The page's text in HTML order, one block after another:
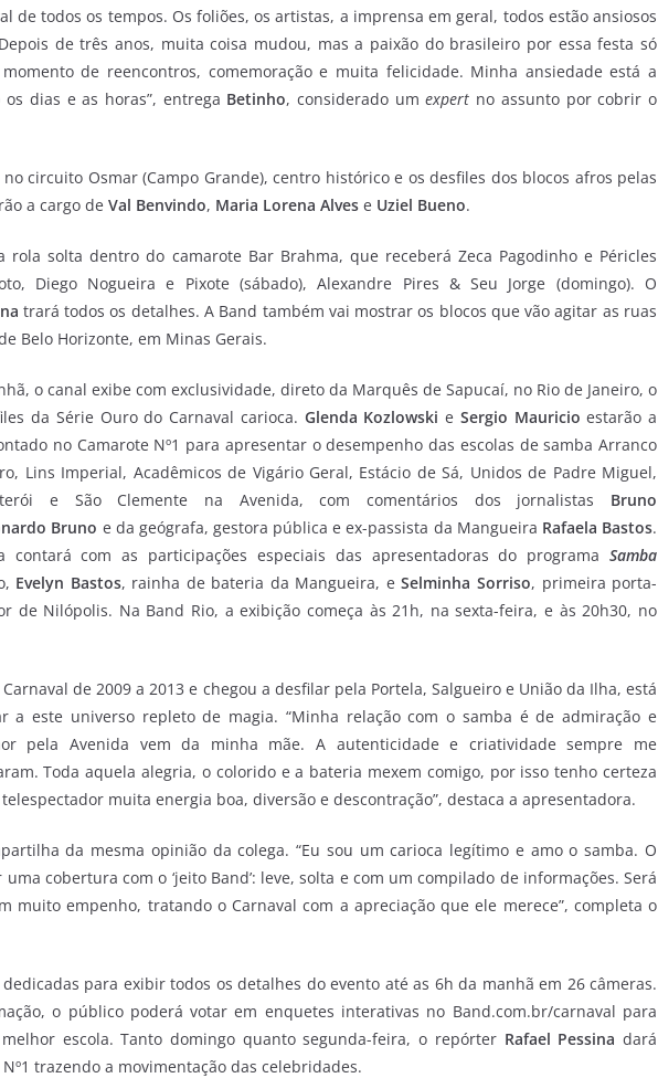
de todos os tempos. Os foliões, os artistas, a imprensa em geral, todos estão ansiosos
de três anos, muita coisa mudou, mas a paixão do brasileiro por essa festa só
de reencontros, comemoração e muita felicidade. Minha ansiedade está a
dias e as horas”, entrega Betinho, considerado umexpert no assunto por cobrir o
circuito Osmar (Campo Grande), centro histórico e os desfiles dos blocos afros pelas
a cargo de Val Benvindo, Maria Lorena Alves e Uziel Bueno.
rola solta dentro do camarote Bar Brahma, que receberá Zeca Pagodinho e Péricles
Diego Nogueira e Pixote (sábado), Alexandre Pires & Seu Jorge (domingo). O
trará todos os detalhes. A Band também vai mostrar os blocos que vão agitar as ruas
Belo Horizonte, em Minas Gerais.
o canal exibe com exclusividade, direto da Marquês de Sapucaí, no Rio de Janeiro, o
da Série Ouro do Carnaval carioca. Glenda Kozlowski e Sergio Mauricio estarão a
no Camarote Nº1 para apresentar o desempenho das escolas de samba Arranco
Lins Imperial, Acadêmicos de Vigário Geral, Estácio de Sá, Unidos de Padre Miguel,
e São Clemente na Avenida, com comentários dos jornalistas Bruno
Bruno e da geógrafa, gestora pública e ex-passista da Mangueira Rafaela Bastos.
contará com as participações especiais das apresentadoras do programa Samba
Evelyn Bastos, rainha de bateria da Mangueira, eSelminha Sorriso, primeira porta-
de Nilópolis. Na Band Rio, a exibição começa às 21h, na sexta-feira, e às 20h30, no
de 2009 a 2013 e chegou a desfilar pela Portela, Salgueiro e União da Ilha, está
a este universo repleto de magia. “Minha relação com o samba é de admiração e
pela Avenida vem da minha mãe. A autenticidade e criatividade sempre me
Toda aquela alegria, o colorido e a bateria mexem comigo, por isso tenho certeza
muita energia boa, diversão e descontração”, destaca a apresentadora.
da mesma opinião da colega. “Eu sou um carioca legítimo e amo o samba. O
cobertura com o ‘jeito Band’: leve, solta e com um compilado de informações. Será
muito empenho, tratando o Carnaval com a apreciação que ele merece”, completa o
para exibir todos os detalhes do evento até as 6h da manhã em 26 câmeras.
o público poderá votar em enquetes interativas no Band.com.br/carnaval para
escola. Tanto domingo quanto segunda-feira, o repórter Rafael Pessina dará
trazendo a movimentação das celebridades.